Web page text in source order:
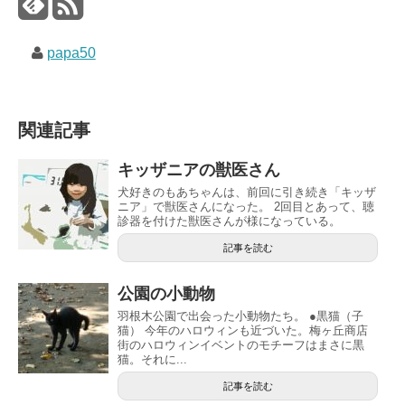
papa50
関連記事
キッザニアの獣医さん
犬好きのもあちゃんは、前回に引き続き「キッザ
ニア」で獣医さんになった。 2回目とあって、聴
診器を付けた獣医さんが様になっている。
記事を読む
公園の小動物
羽根木公園で出会った小動物たち。 ●黒猫（子
猫） 今年のハロウィンも近づいた。梅ヶ丘商店
街のハロウィンイベントのモチーフはまさに黒
猫。それに...
記事を読む